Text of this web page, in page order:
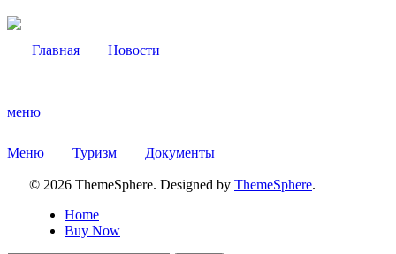
Главная Новости
меню
Меню Туризм Документы
© 2026 ThemeSphere. Designed by ThemeSphere.
Home
Buy Now